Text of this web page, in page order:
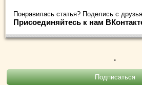
Понравилась статья? Поделись с
Присоединяйтесь к нам
.